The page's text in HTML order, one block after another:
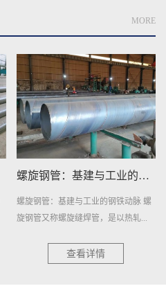
MORE
螺旋钢管：基建与工业的钢铁动脉
螺旋钢管：基建与工业的钢铁动脉 螺
旋钢管又称螺旋缝焊管，是以热轧...
查看详情